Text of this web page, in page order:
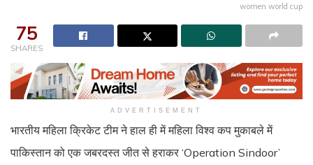
women world cup
75
SHARES
ADVERTISEMENT
भारतीय महिला क्रिकेट टीम ने हाल ही में महिला विश्व कप मुकाबले में
पाकिस्तान को एक जबरदस्त जीत से हराकर ‘Operation Sindoor’